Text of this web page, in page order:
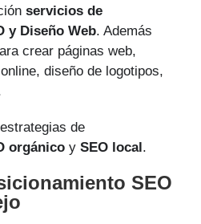
servicios de
y Diseño Web. Además
crear páginas web,
diseño de logotipos,
de
orgánico y SEO local .
SEO